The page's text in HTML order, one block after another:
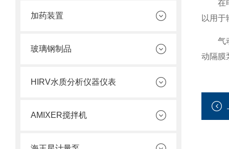
加药装置
玻璃钢制品
HIRV水质分析仪器仪表
AMIXER搅拌机
在电
以用于
气动
动隔膜